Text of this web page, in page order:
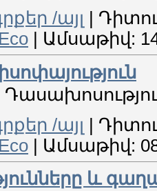
/այլ
Ամսաթիվ:
/այլ |
| Ամսաթիվ:
և